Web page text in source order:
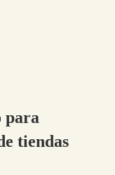
para
tiendas